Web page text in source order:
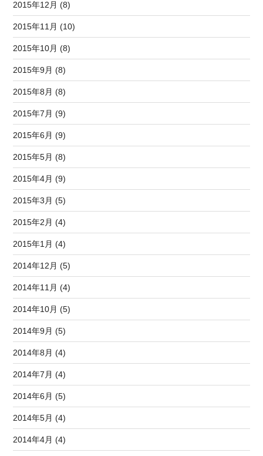
2015年12月 (8)
2015年11月 (10)
2015年10月 (8)
2015年9月 (8)
2015年8月 (8)
2015年7月 (9)
2015年6月 (9)
2015年5月 (8)
2015年4月 (9)
2015年3月 (5)
2015年2月 (4)
2015年1月 (4)
2014年12月 (5)
2014年11月 (4)
2014年10月 (5)
2014年9月 (5)
2014年8月 (4)
2014年7月 (4)
2014年6月 (5)
2014年5月 (4)
2014年4月 (4)